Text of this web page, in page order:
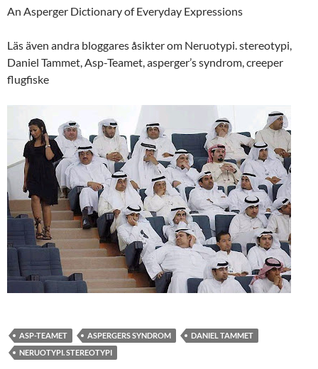
An Asperger Dictionary of Everyday Expressions
Läs även andra bloggares åsikter om Neruotypi. stereotypi,
Daniel Tammet, Asp-Teamet, asperger’s syndrom, creeper
flugfiske
ASP-TEAMET ASPERGERS SYNDROM
DANIEL TAMMET
NERUOTYPI. STEREOTYPI